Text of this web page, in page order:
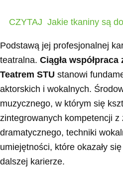
CZYTAJ Jakie tkaniny są
Podstawą jej profesjonalnej
teatralna. Ciągła
Teatrem STU stanowi
aktorskich i wokalnych.
muzycznego, w którym się
zintegrowanych kompetencji z
dramatycznego, techniki
umiejętności, które okazały
dalszej karierze.